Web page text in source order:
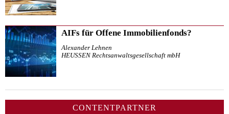
AIFs für Offene Immobilienfonds?
Alexander Lehnen
HEUSSEN Rechtsanwaltsgesellschaft mbH
CONTENTPARTNER